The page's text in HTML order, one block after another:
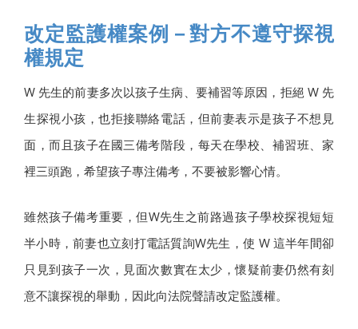
改定監護權案例－對方不遵守探視
權規定
W 先生的前妻多次以孩子生病、要補習等原因，拒絕 W 先
生探視小孩，也拒接聯絡電話，但前妻表示是孩子不想見
面，而且孩子在國三備考階段，每天在學校、補習班、家
裡三頭跑，希望孩子專注備考，不要被影響心情。
雖然孩子備考重要，但W先生之前路過孩子學校探視短短
半小時，前妻也立刻打電話質詢W先生，使 W 這半年間卻
只見到孩子一次，見面次數實在太少，懷疑前妻仍然有刻
意不讓探視的舉動，因此向法院聲請改定監護權。